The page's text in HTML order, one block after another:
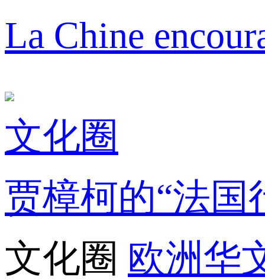
La Chine
文化圈
贾樟柯的“法国
文化圈 欧洲华